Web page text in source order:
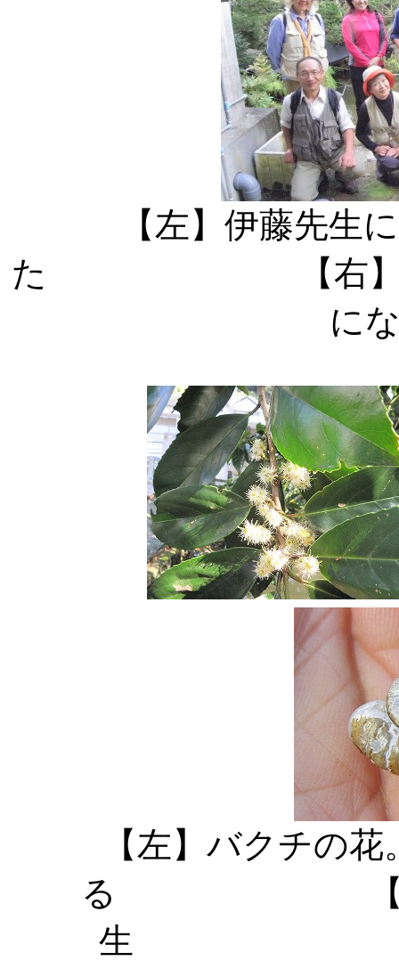
【左】伊藤先生
た 【右】法然寺
に
【左】バクチの
る 【中】リ
生 【右】